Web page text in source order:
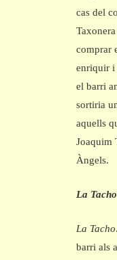
cas del
comprar
enriquir i
el barri
sortiria
aquells
Joaquim
Àngels.
La
La Tacho
barri als